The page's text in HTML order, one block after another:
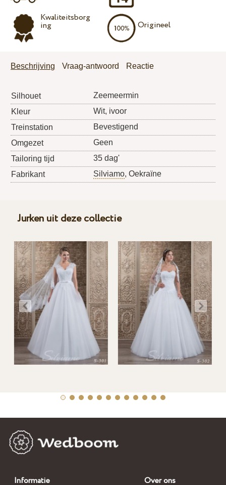
Kwaliteitsborg
ing Origineel
Beschrijving Vraag-antwoord Reactie
Silhouet
Zeemeermin
Kleur
Wit, ivoor
Treinstation
Bevestigend
Omgezet
Geen
Tailoring tijd
35 dag'
Fabrikant
Silviamo, Oekraïne
Jurken uit deze collectie
Informatie Over ons